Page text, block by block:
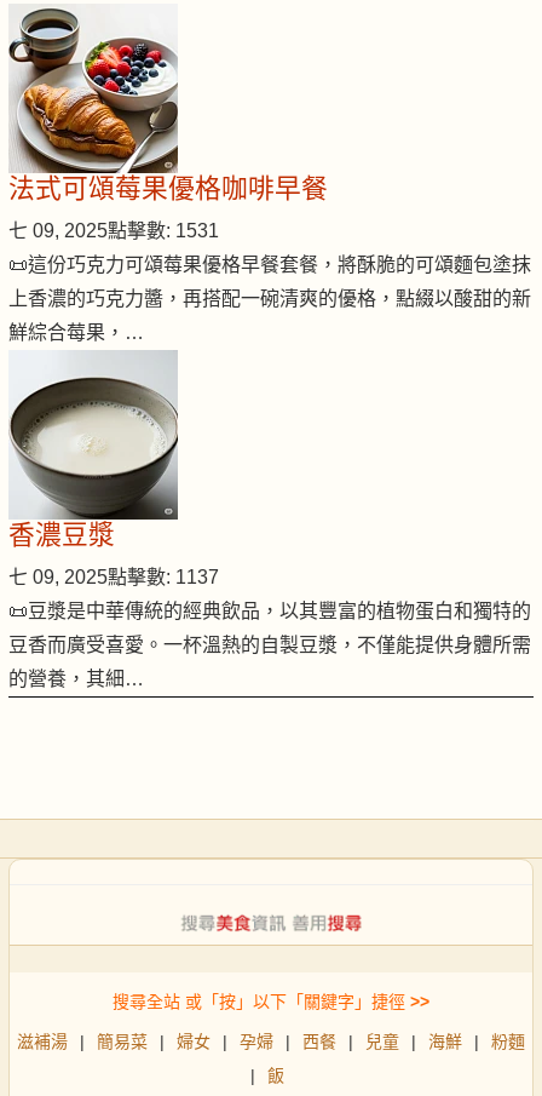
法式可頌莓果優格咖啡早餐
七 09, 2025點擊數: 1531
📜這份巧克力可頌莓果優格早餐套餐，將酥脆的可頌麵包塗抹
上香濃的巧克力醬，再搭配一碗清爽的優格，點綴以酸甜的新
鮮綜合莓果，…
香濃豆漿
七 09, 2025點擊數: 1137
📜豆漿是中華傳統的經典飲品，以其豐富的植物蛋白和獨特的
豆香而廣受喜愛。一杯溫熱的自製豆漿，不僅能提供身體所需
的營養，其細…
搜尋全站 或「按」以下「關鍵字」捷徑 >>
滋補湯 | 簡易菜 | 婦女 | 孕婦 | 西餐 | 兒童 | 海鮮 |
粉麵
|
飯